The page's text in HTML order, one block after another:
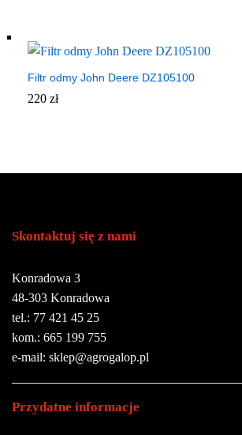
Filtr odmy John Deere DZ105100
220 zł
Skontaktuj się z nami
Konradowa 3
48-303 Konradowa
tel.: 77 421 45 25
kom.: 665 199 755
e-mail: sklep@agrogalop.pl
Przydatne informacje